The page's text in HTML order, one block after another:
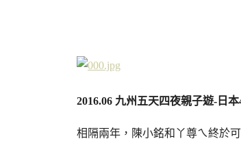
2016.06 九州五天四夜親子遊-日
相隔兩年，陳小銘和丫尊ㄟ終於